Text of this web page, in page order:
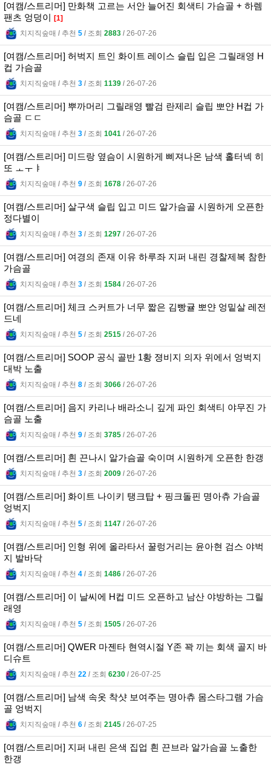
[여캠/스트리머] 만화책 고르는 서안 늘어진 회색티 가슴골 + 하렘
팬츠 엉덩이 [1]
치지직숲매 l 추천 5 l 조회 2883 l 26-07-26
[여캠/스트리머] 허벅지 트인 화이트 레이스 슬립 입은 그릴래영 H
컵 가슴골
치지직숲매 l 추천 3 l 조회 1139 l 26-07-26
[여캠/스트리머] 뿌까머리 그릴래영 빨검 란제리 슬립 뽀얀 H컵 가
슴골 ㄷㄷ
치지직숲매 l 추천 3 l 조회 1041 l 26-07-26
[여캠/스트리머] 미드랑 옆슴이 시원하게 삐져나온 남색 홀터넥 히
또 ㅗㅜㅑ
치지직숲매 l 추천 9 l 조회 1678 l 26-07-26
[여캠/스트리머] 살구색 슬립 입고 미드 알가슴골 시원하게 오픈한
정다별이
치지직숲매 l 추천 3 l 조회 1297 l 26-07-26
[여캠/스트리머] 여경의 존재 이유 하루좌 지퍼 내린 경찰제복 참한
가슴골
치지직숲매 l 추천 3 l 조회 1584 l 26-07-26
[여캠/스트리머] 체크 스커트가 너무 짧은 김빵귤 뽀얀 엉밑살 레전
드네
치지직숲매 l 추천 5 l 조회 2515 l 26-07-26
[여캠/스트리머] SOOP 공식 골반 1황 졍비지 의자 위에서 엉벅지
대박 노출
치지직숲매 l 추천 8 l 조회 3066 l 26-07-26
[여캠/스트리머] 음지 카리나 배라소니 깊게 파인 회색티 야무진 가
슴골 노출
치지직숲매 l 추천 9 l 조회 3785 l 26-07-26
[여캠/스트리머] 흰 끈나시 알가슴골 숙이며 시원하게 오픈한 한갱
치지직숲매 l 추천 3 l 조회 2009 l 26-07-26
[여캠/스트리머] 화이트 나이키 탱크탑 + 핑크돌핀 명아츄 가슴골
엉벅지
치지직숲매 l 추천 5 l 조회 1147 l 26-07-26
[여캠/스트리머] 인형 위에 올라타서 꿀렁거리는 윤아현 검스 야벅
지 발바닥
치지직숲매 l 추천 4 l 조회 1486 l 26-07-26
[여캠/스트리머] 이 날씨에 H컵 미드 오픈하고 남산 야방하는 그릴
래영
치지직숲매 l 추천 5 l 조회 1505 l 26-07-26
[여캠/스트리머] QWER 마젠타 현역시절 Y존 꽉 끼는 회색 골지 바
디슈트
치지직숲매 l 추천 22 l 조회 6230 l 26-07-25
[여캠/스트리머] 남색 속옷 착샷 보여주는 명아츄 몸스타그램 가슴
골 엉벅지
치지직숲매 l 추천 6 l 조회 2145 l 26-07-25
[여캠/스트리머] 지퍼 내린 은색 집업 흰 끈브라 알가슴골 노출한
한갱